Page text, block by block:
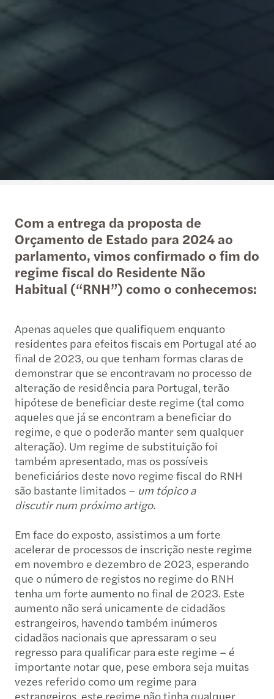
Com a entrega da proposta de
Orçamento de Estado para 2024 ao
parlamento, vimos confirmado o fim do
regime fiscal do Residente Não
Habitual (“RNH”) como o conhecemos:
Apenas aqueles que qualifiquem enquanto
residentes para efeitos fiscais em Portugal até ao
final de 2023, ou que tenham formas claras de
demonstrar que se encontravam no processo de
alteração de residência para Portugal, terão
hipótese de beneficiar deste regime (tal como
aqueles que já se encontram a beneficiar do
regime, e que o poderão manter sem qualquer
alteração). Um regime de substituição foi
também apresentado, mas os possíveis
beneficiários deste novo regime fiscal do RNH
são bastante limitados – um tópico a
discutirnum próximo artigo.
Em face do exposto, assistimos a um forte
acelerar de processos de inscrição neste regime
em novembro e dezembro de 2023, esperando
que o número de registos no regime do RNH
tenha um forte aumento no final de 2023. Este
aumento não será unicamente de cidadãos
estrangeiros, havendo também inúmeros
cidadãos nacionais que apressaram o seu
regresso para qualificar para este regime – é
importante notar que, pese embora seja muitas
vezes referido como um regime para
estrangeiros, este regime não tinha qualquer